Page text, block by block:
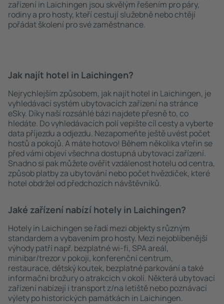
zařízení in Laichingen jsou skvělým řešením pro páry,
rodiny a pro hosty, kteří cestují služebně nebo chtějí
pořádat školení pro své zaměstnance.
Jak najít hotel in Laichingen?
Nejrychlejším způsobem, jak najít hotel in Laichingen, je
vyhledávací systém ubytovacích zařízení na stránce
eSky. Díky naší rozsáhlé bázi najdete přesně to, co
hledáte. Do vyhledávacích polí vepište cíl cesty a vyberte
data příjezdu a odjezdu. Nezapomeňte ještě uvést počet
hostů a pokojů. A máte hotovo! Během několika vteřin se
před vámi objeví všechna dostupná ubytovací zařízení.
Snadno si pak můžete ověřit vzdálenost hotelu od centra,
způsob platby za ubytování nebo počet hvězdiček, které
hotel obdržel od předchozích návštěvníků.
Jaké zařízení nabízí hotely in Laichingen?
Hotely in Laichingen se řadí mezi objekty s různým
standardem a vybavením pro hosty. Mezi nejoblíbenější
výhody patří např. bezplatné wi-fi, SPA areál,
minibar/trezor v pokoji, konferenční centrum,
restaurace, dětský koutek, bezplatné parkování a také
informační brožury o atrakcích v okolí. Některá ubytovací
zařízení nabízejí i transport z/na letiště nebo poznávací
výlety po historických památkách in Laichingen.